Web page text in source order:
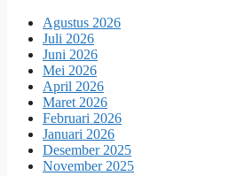
Agustus 2026
Juli 2026
Juni 2026
Mei 2026
April 2026
Maret 2026
Februari 2026
Januari 2026
Desember 2025
November 2025